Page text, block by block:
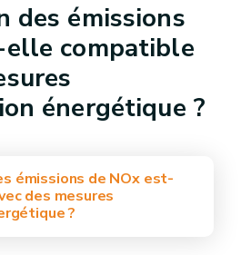
des émissions
compatible
énergétique ?
émissions de NOx est-
des mesures
?